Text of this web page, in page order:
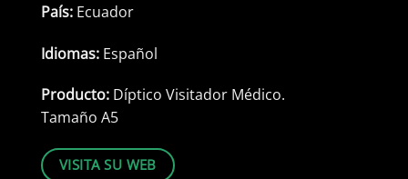
País: Ecuador
Idiomas: Español
Producto: Díptico Visitador Médico.
Tamaño A5
VISITA SU WEB